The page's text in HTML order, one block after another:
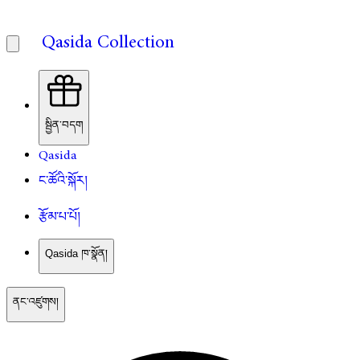
Qasida Collection
སྦྱིན་བདག
Qasida
ང་ཚོའི་སྐོར།
རྩོམ་པ་པོ།
Qasida ཁ་སྣོན།
ནང་འཛུགས།